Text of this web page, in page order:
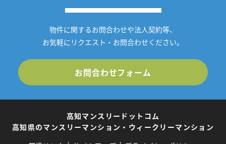
物件に関するお問合わせや法人契約等、
お気軽にリクエスト・お問合わせください。
お問合わせフォーム
高知マンスリードットコム
高知県のマンスリーマンション・ウィークリーマンション